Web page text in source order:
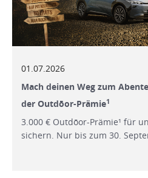
01.07.2026
Mach deinen Weg zum
der Outdōor-Prämie1
3.000 € Outdōor-Prämie¹ für
sichern. Nur bis zum 30.